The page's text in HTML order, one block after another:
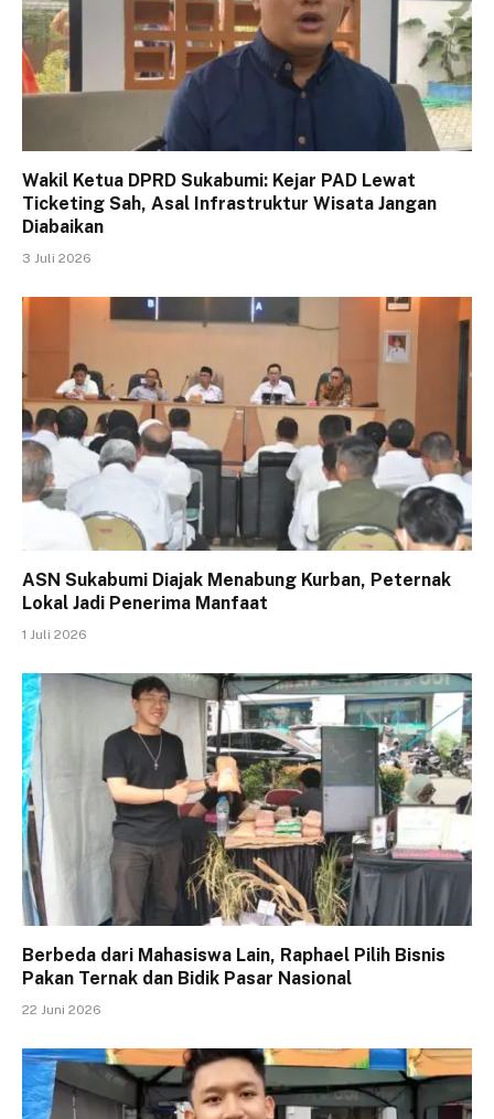
Wakil Ketua DPRD Sukabumi: Kejar PAD Lewat
Ticketing Sah, Asal Infrastruktur Wisata Jangan
Diabaikan
3 Juli 2026
ASN Sukabumi Diajak Menabung Kurban, Peternak
Lokal Jadi Penerima Manfaat
1 Juli 2026
Berbeda dari Mahasiswa Lain, Raphael Pilih Bisnis
Pakan Ternak dan Bidik Pasar Nasional
22 Juni 2026